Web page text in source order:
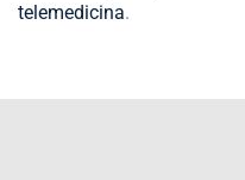
telemedicina.